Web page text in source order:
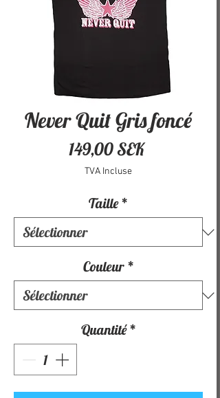
Never Quit Gris foncé
149,00 SEKPrix
TVA Incluse
Taille *
Couleur *
Quantité *